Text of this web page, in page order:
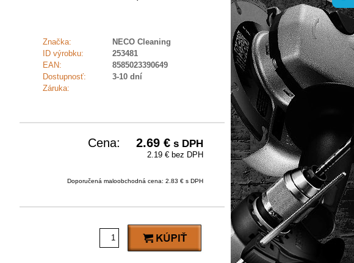
Značka:
NECO Cleaning
ID výrobku:
253481
EAN:
8585023390649
Dostupnosť:
3-10 dní
Záruka:
Cena: 2.69 € s DPH
2.19 € bez DPH
Doporučená maloobchodná cena: 2.83 € s DPH